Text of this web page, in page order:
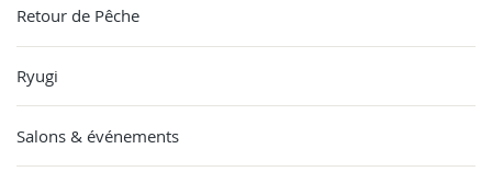
Retour de Pêche
Ryugi
Salons & événements